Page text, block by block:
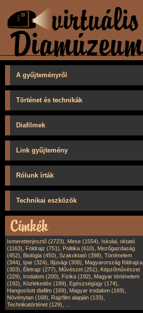
A gyűjteményről
Történet és technikák
Diafilmek
Link gyűjtemény
Rólunk írták
Technikai eszközök
Ismeretterjesztő (2723), Mese (1554), Iskolai, oktató
(1163), Földrajz (751), Politika (610), Mezőgazdaság
(452), Biológia (450), Szakoktató (398), Történelem
(344), Ipar (324), Ifjúsági (308), Magyarország földrajza
(303), Életrajz (277), Művészet (251), Képzőművészet
(229), Irodalom (200), Fizika (192), Magyar történelem
(192), Közlekedés (189), Egészségügy (174),
Hangosított diafilm (169), Magyar irodalom (169),
Növénytan (168), Rajzfilm alapján (133),
Technikatörténet (129),